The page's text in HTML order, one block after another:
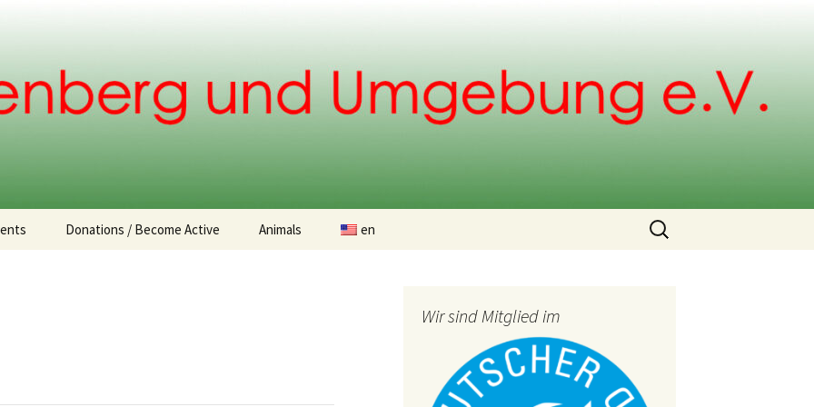
Donations / Become Active Animals en
Search
for:
Wir sind Mitglied im